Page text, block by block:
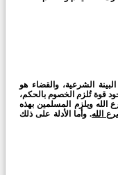
الشرعية، والقضاء هو
قوة تُلزم الخصوم بالحكم،
الله ويلزم المسلمين بهذه
الله. وأما الأدلة على ذلك